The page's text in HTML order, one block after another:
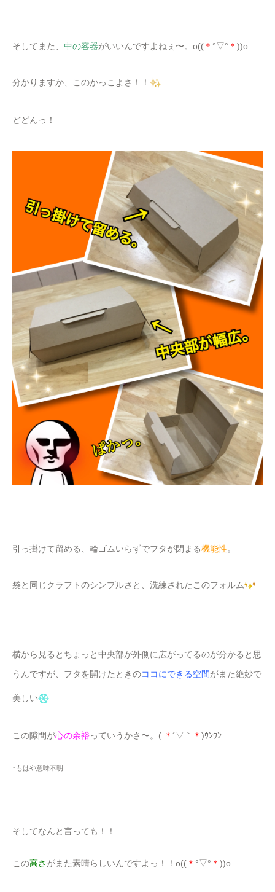
そしてまた、 中の容器がいいんですよねぇ〜。o(( ＊ °▽° ＊ ))o
分かりますか、このかっこよさ！！
どどんっ！
引っ掛けて留める、輪ゴムいらずでフタが閉まる機能性。
袋と同じクラフトのシンプルさと、洗練されたこのフォルム
横から見るとちょっと中央部が外側に広がってるのが分かると思
うんですが、フタを開けたときのココにできる空間がまた絶妙で
美しい
この隙間が心の余裕っていうかさ〜。( ＊ ´▽｀ ＊ )ｳﾝｳﾝ
↑もはや意味不明
そしてなんと言っても！！
この高さ がまた素晴らしいんですよっ！！o(( ＊ °▽° ＊ ))o